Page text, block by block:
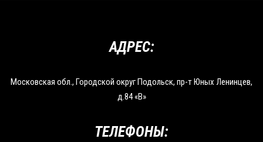
АДРЕС:
Московская обл., Городской округ Подольск, пр-т Юных Ленинцев,
д.84 «В»
ТЕЛЕФОНЫ: